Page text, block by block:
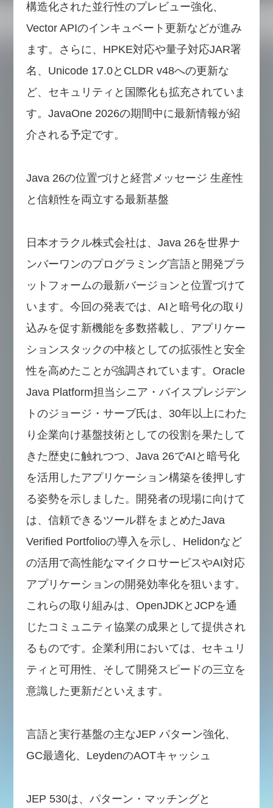
構造化された並行性のプレビュー強化、
Vector APIのインキュベート更新などが進み
ます。さらに、HPKE対応や量子対応JAR署
名、Unicode 17.0とCLDR v48への更新な
ど、セキュリティと国際化も拡充されていま
す。JavaOne 2026の期間中に最新情報が紹
介される予定です。
Java 26の位置づけと経営メッセージ 生産性
と信頼性を両立する最新基盤
日本オラクル株式会社は、Java 26を世界ナ
ンバーワンのプログラミング言語と開発プラ
ットフォームの最新バージョンと位置づけて
います。今回の発表では、AIと暗号化の取り
込みを促す新機能を多数搭載し、アプリケー
ションスタックの中核としての拡張性と安全
性を高めたことが強調されています。Oracle
Java Platform担当シニア・バイスプレジデン
トのジョージ・サーブ氏は、30年以上にわた
り企業向け基盤技術としての役割を果たして
きた歴史に触れつつ、Java 26でAIと暗号化
を活用したアプリケーション構築を後押しす
る姿勢を示しました。開発者の現場に向けて
は、信頼できるツール群をまとめたJava
Verified Portfolioの導入を示し、Helidonなど
の活用で高性能なマイクロサービスやAI対応
アプリケーションの開発効率化を狙います。
これらの取り組みは、OpenJDKとJCPを通
じたコミュニティ協業の成果として提供され
るものです。企業利用においては、セキュリ
ティと可用性、そして開発スピードの三立を
意識した更新だといえます。
言語と実行基盤の主なJEP パターン強化、
GC最適化、LeydenのAOTキャッシュ
JEP 530は、パターン・マッチングと